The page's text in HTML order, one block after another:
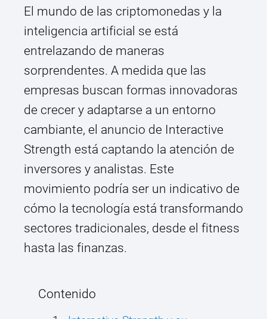
El mundo de las criptomonedas y la
inteligencia artificial se está
entrelazando de maneras
sorprendentes. A medida que las
empresas buscan formas innovadoras
de crecer y adaptarse a un entorno
cambiante, el anuncio de Interactive
Strength está captando la atención de
inversores y analistas. Este
movimiento podría ser un indicativo de
cómo la tecnología está transformando
sectores tradicionales, desde el fitness
hasta las finanzas.
Contenido